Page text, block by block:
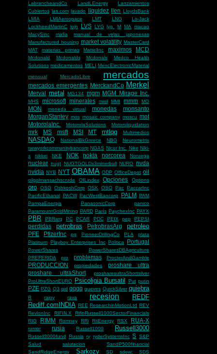
LabrancheandCo
LandLEnergy
Lanzamientos
Cubiertos
las.com lavado liquidez llen
LloydsBank
LMIA
LMIAerospace LMT LNG
Lo-Jack
LockheedMartinC
lojn LVS LYG lyg. M MA macao
MacySinc
mafia
manual de velas japonesas
Manufactured housing market volatility MasterCard
MAT
materias primas MattelInc maximos MCD
Mcdonald Mcdonalds Mcdonals
Medco Health
Solutions medicamentos MELI MencElectronicMaterial
mensual MercadoLibre mercados
mercados emergentes MerckandCo Merkel
Merval metal MG134 mgm MGM Mirage Inc.
MHS microsoft minerales misil MMI mmm MO
MON moneda virtual monedas
monsanto
MorganStanley mos mosaic company moscu mot
MotorolaInc.
MotorolaSolutions Motorsliquidation
mrk MS msft MSI MT mtlqq Multimedios
NASDAQ NationalBkGreece NBG
Neurometrix
newyorkcommunitybancorp NGAS Nicor Inc. Nike Niki-
x
nikkei NKE NOK nokia norcorea Noruega
nuclear nugt NUGTGOLDx3minerbull NURO nvda
nvidia NYB NYT OBAMA ODP OfficeDepot oil
oilgolmansachscrude OILindex Opciones Options
oro OSG OshkoshCorp OSK OSO Pac
PaccarInc
PacificEthanol
PACW PacWestBancorp PALM
PAM
PampaEnergia
PanasonicCorp
panico
ParamountGoldMining PARD París PaychexInc PAYX
PBR PBRarg PC PCAR PDC PEIX pep PEPSI
perdidas petrobras PetrobrasArg petroleo
PFE PfizerInc pg PioneerDrillingCo PLA
plata
Platinum
Playboy Enterprises Inc Politica Portugal
PowerShares
PowerSharesDBAgriculture
PREFERIDA
pro problemas ProcterAndGamble
PRODUCCION propiedades
proshare ultra
proshare ultraShort
prosharesultraShortsilver
ProUltraShortEURO
Psicoligia Bursatil Put putin
PZE PZG Q3 qid qqqq queves QuickSilver quiebra
R rajoy rava recesion
REDF
Rediff.comINDIA REE ResearchinMotionLtd
REV
RevlonInc
RIFIN.X
RifinRussell1000SectorFinancials
RIG
RIMM Romney RRi RriEnergy RSX RUA-X
rumor rusia Russell1000 Russell3000
Russell3000fund Russia ry ryderSystemsInc S S&P
Salud
salutacion
SandP500financial
SandRidgeEnergy
Sarkozy SD sdow; SDS